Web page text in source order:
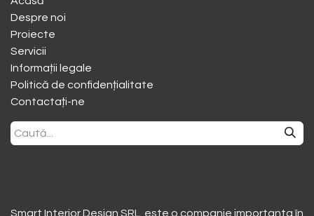
Despre noi
​Proiecte
Servicii
Informații legale
Politică de confidențialitate
Contactați-ne
Smart Interior Design SRL este o companie importanta în